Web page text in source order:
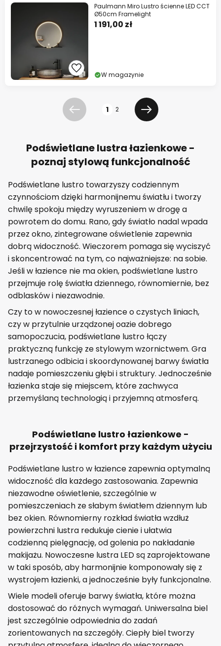
Paulmann Miro Lustro ścienne LED CCT
Ø50cm Framelight
1 191,00 zł
W magazynie
Poprzednia1 2
Dalej
Podświetlane lustra łazienkowe -
poznaj stylową funkcjonalność
Podświetlane lustro towarzyszy codziennym
czynnościom dzięki harmonijnemu światłu i tworzy
chwilę spokoju między wyruszeniem w drogę a
powrotem do domu. Rano, gdy światło nadal wpada
przez okno, zintegrowane oświetlenie zapewnia
dobrą widoczność. Wieczorem pomaga się wyciszyć
i skoncentrować na tym, co najważniejsze: na sobie.
Jeśli w łazience nie ma okien, podświetlane lustro
przejmuje rolę światła dziennego, równomiernie, bez
odblasków i niezawodnie.
Czy to w nowoczesnej łazience o czystych liniach,
czy w przytulnie urządzonej oazie dobrego
samopoczucia, podświetlane lustro łączy
praktyczną funkcję ze stylowym wzornictwem. Gra
lustrzanego odbicia i skoordynowanej barwy światła
nadaje pomieszczeniu głębi i struktury. Jednocześnie
łazienka staje się miejscem, które zachwyca
przemyślaną technologią i przyjemną atmosferą.
Podświetlane lustro łazienkowe -
przejrzystość i komfort przy każdym użyciu
Podświetlane lustro w łazience zapewnia optymalną
widoczność dla każdego zastosowania. Zapewnia
niezawodne oświetlenie, szczególnie w
pomieszczeniach ze słabym światłem dziennym lub
bez okien. Równomierny rozkład światła wzdłuż
powierzchni lustra redukuje cienie i ułatwia
codzienną pielęgnację, od golenia po nakładanie
makijażu. Nowoczesne lustra LED są zaprojektowane
w taki sposób, aby harmonijnie komponowały się z
wystrojem łazienki, a jednocześnie były funkcjonalne.
Wiele modeli oferuje barwy światła, które można
dostosować do różnych wymagań. Uniwersalna biel
jest szczególnie odpowiednia do zadań
zorientowanych na szczegóły. Ciepły biel tworzy